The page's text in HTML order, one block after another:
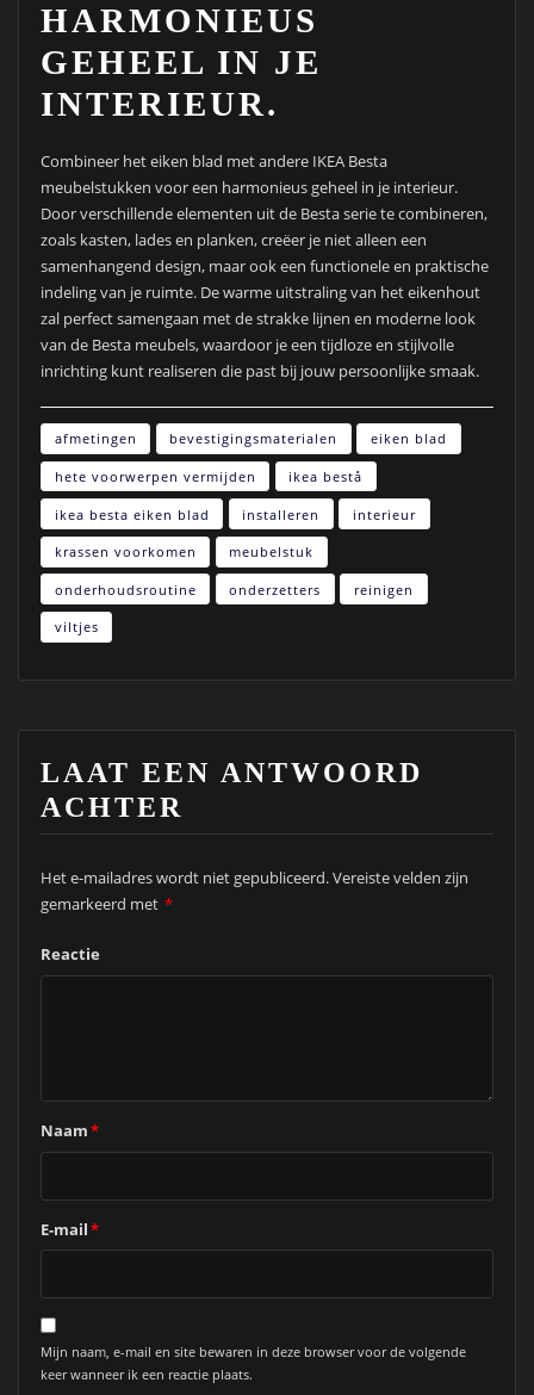
HARMONIEUS
GEHEEL IN JE
INTERIEUR.
Combineer het eiken blad met andere IKEA Besta
meubelstukken voor een harmonieus geheel in je interieur.
Door verschillende elementen uit de Besta serie te combineren,
zoals kasten, lades en planken, creëer je niet alleen een
samenhangend design, maar ook een functionele en praktische
indeling van je ruimte. De warme uitstraling van het eikenhout
zal perfect samengaan met de strakke lijnen en moderne look
van de Besta meubels, waardoor je een tijdloze en stijlvolle
inrichting kunt realiseren die past bij jouw persoonlijke smaak.
afmetingen bevestigingsmaterialen eiken blad
hete voorwerpen vermijden ikea bestå
ikea besta eiken blad installeren interieur
krassen voorkomen meubelstuk
onderhoudsroutine onderzetters reinigen
viltjes
LAAT EEN ANTWOORD
ACHTER
Het e-mailadres wordt niet gepubliceerd.Vereiste velden zijn
gemarkeerd met *
Reactie
Naam*
E-mail*
Mijn naam, e-mail en site bewaren in deze browser voor de volgende
keer wanneer ik een reactie plaats.